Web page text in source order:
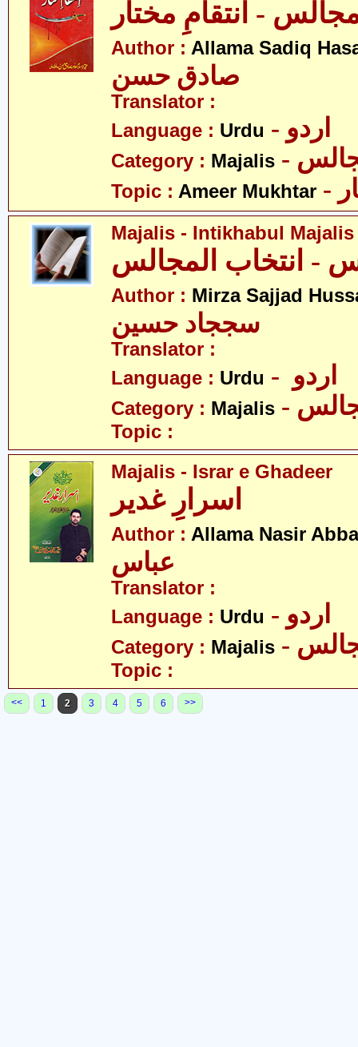
- انتقامِ مختار
Author : Allama Sadiq
صادق حسن
Translator :
Language : Urdu - اردو
Category : Majalis
Topic : Ameer Mukhtar
Majalis - Intikhabul Majalis
Author : Mirza Sajjad
سججاد حسین
Translator :
Language : Urdu
Category : Majalis
Topic :
Majalis - Israr e Ghadeer
اسرارِ غدیر
Author : Allama Nasir
عباس
Translator :
Language : Urdu - اردو
Category : Majalis
Topic :
<< 1 2 3 4 5 6 >>